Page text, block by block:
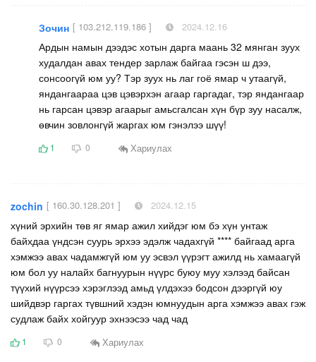
Зочин [ 103.212.119.186 ] 2024.12.16
Ардын намын дээдэс хотын дарга маань 32 мянган зуух
худалдан авах тендер зарлаж байгаа гэсэн ш дээ,
сонсоогүй юм уу? Тэр зуух нь лаг гоё ямар ч утаагүй,
яндангаараа цэв цэвэрхэн агаар гаргадаг, тэр яндангаар
нь гарсан цэвэр агаарыг амьсгалсан хүн бүр зуу насалж,
өвчин зовлонгүй жаргах юм гэнэлээ шүү!
1 0 Хариулах
zochin [ 160.30.128.201 ] 2024.12.15
хүний эрхийн төв яг ямар ажил хийдэг юм бэ хүн унтаж
байхдаа үндсэн суурь эрхээ эдэлж чадахгүй **** байгаад арга
хэмжээ авах чадамжгүй юм уу эсвэл үүрэгт ажилд нь хамаагүй
юм бол уу налайх багнуурын нүүрс буюу муу хэлээд байсан
түүхий нүүрсээ хэрэглээд амьд үлдэхээ бодсон дээргүй юу
шийдвэр гаргах түвшний хэдэн юмнуудын арга хэмжээ авах гэж
судлаж байх хойгуур эхнээсээ чад чад
1 0 Хариулах